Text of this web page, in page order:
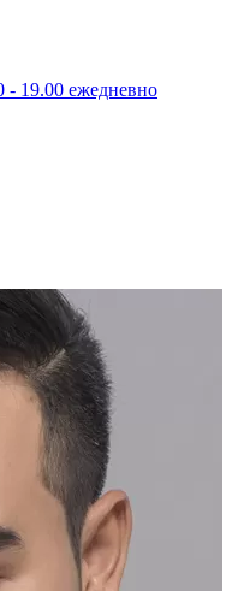
- 19.00 ежедневно